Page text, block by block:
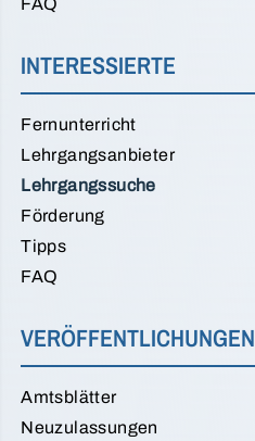
FAQ
INTERESSIERTE
Fernunterricht
Lehrgangsanbieter
Lehrgangssuche
Förderung
Tipps
FAQ
VERÖFFENTLICHUNGEN
Amtsblätter
Neuzulassungen